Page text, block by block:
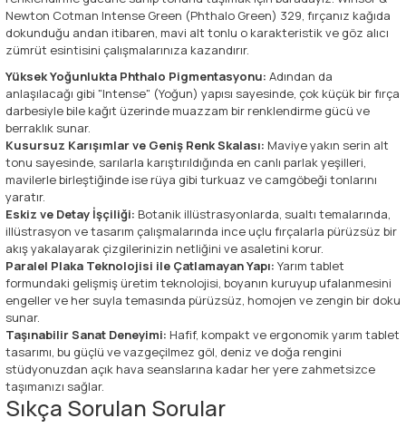
Newton Cotman Intense Green (Phthalo Green) 329, fırçanız kağıda
dokunduğu andan itibaren, mavi alt tonlu o karakteristik ve göz alıcı
zümrüt esintisini çalışmalarınıza kazandırır.
Yüksek Yoğunlukta Phthalo Pigmentasyonu: Adından da
anlaşılacağı gibi "Intense" (Yoğun) yapısı sayesinde, çok küçük bir fırça
darbesiyle bile kağıt üzerinde muazzam bir renklendirme gücü ve
berraklık sunar.
Kusursuz Karışımlar ve Geniş Renk Skalası: Maviye yakın serin alt
tonu sayesinde, sarılarla karıştırıldığında en canlı parlak yeşilleri,
mavilerle birleştiğinde ise rüya gibi turkuaz ve camgöbeği tonlarını
yaratır.
Eskiz ve Detay İşçiliği: Botanik illüstrasyonlarda, sualtı temalarında,
illüstrasyon ve tasarım çalışmalarında ince uçlu fırçalarla pürüzsüz bir
akış yakalayarak çizgilerinizin netliğini ve asaletini korur.
Paralel Plaka Teknolojisi ile Çatlamayan Yapı: Yarım tablet
formundaki gelişmiş üretim teknolojisi, boyanın kuruyup ufalanmesini
engeller ve her suyla temasında pürüzsüz, homojen ve zengin bir doku
sunar.
Taşınabilir Sanat Deneyimi: Hafif, kompakt ve ergonomik yarım tablet
tasarımı, bu güçlü ve vazgeçilmez göl, deniz ve doğa rengini
stüdyonuzdan açık hava seanslarına kadar her yere zahmetsizce
taşımanızı sağlar.
Sıkça Sorulan Sorular